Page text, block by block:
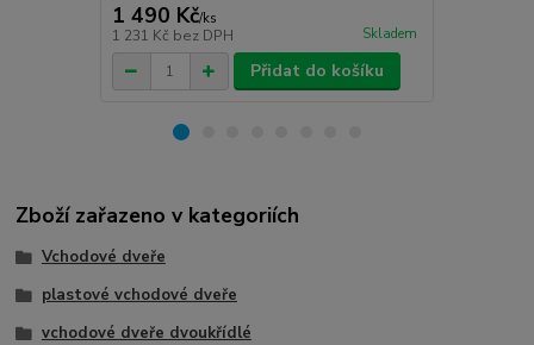
1 490 Kč/ks
1 231 Kč bez DPH Skladem
Přidat do košíku
Zboží zařazeno v kategoriích
Vchodové dveře
plastové vchodové dveře
vchodové dveře dvoukřídlé